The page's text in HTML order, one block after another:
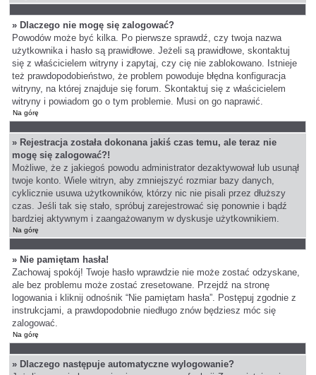
» Dlaczego nie mogę się zalogować?
Powodów może być kilka. Po pierwsze sprawdź, czy twoja nazwa
użytkownika i hasło są prawidłowe. Jeżeli są prawidłowe, skontaktuj
się z właścicielem witryny i zapytaj, czy cię nie zablokowano. Istnieje
też prawdopodobieństwo, że problem powoduje błędna konfiguracja
witryny, na której znajduje się forum. Skontaktuj się z właścicielem
witryny i powiadom go o tym problemie. Musi on go naprawić.
Na górę
» Rejestracja została dokonana jakiś czas temu, ale teraz nie
mogę się zalogować?!
Możliwe, że z jakiegoś powodu administrator dezaktywował lub usunął
twoje konto. Wiele witryn, aby zmniejszyć rozmiar bazy danych,
cyklicznie usuwa użytkowników, którzy nic nie pisali przez dłuższy
czas. Jeśli tak się stało, spróbuj zarejestrować się ponownie i bądź
bardziej aktywnym i zaangażowanym w dyskusje użytkownikiem.
Na górę
» Nie pamiętam hasła!
Zachowaj spokój! Twoje hasło wprawdzie nie może zostać odzyskane,
ale bez problemu może zostać zresetowane. Przejdź na stronę
logowania i kliknij odnośnik “Nie pamiętam hasła”. Postępuj zgodnie z
instrukcjami, a prawdopodobnie niedługo znów będziesz móc się
zalogować.
Na górę
» Dlaczego następuje automatyczne wylogowanie?